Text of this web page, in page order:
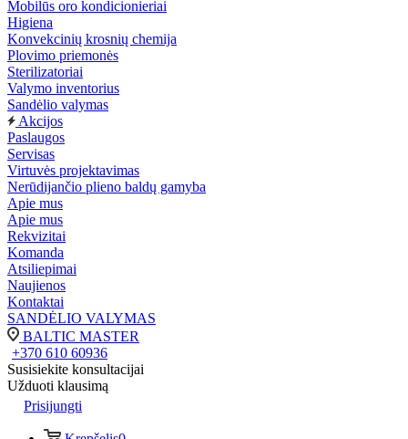
Mobilūs oro kondicionieriai
Higiena
Konvekcinių krosnių chemija
Plovimo priemonės
Sterilizatoriai
Valymo inventorius
Sandėlio valymas
Akcijos
Paslaugos
Servisas
Virtuvės projektavimas
Nerūdijančio plieno baldų gamyba
Apie mus
Apie mus
Rekvizitai
Komanda
Atsiliepimai
Naujienos
Kontaktai
SANDĖLIO VALYMAS
BALTIC MASTER
+370 610 60936
Susisiekite konsultacijai
Užduoti klausimą
Prisijungti